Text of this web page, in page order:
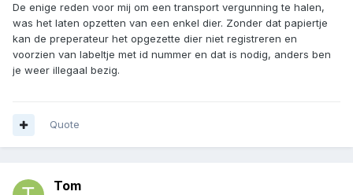
De enige reden voor mij om een transport vergunning te halen,
was het laten opzetten van een enkel dier. Zonder dat papiertje
kan de preperateur het opgezette dier niet registreren en
voorzien van labeltje met id nummer en dat is nodig, anders ben
je weer illegaal bezig.
Quote
Tom